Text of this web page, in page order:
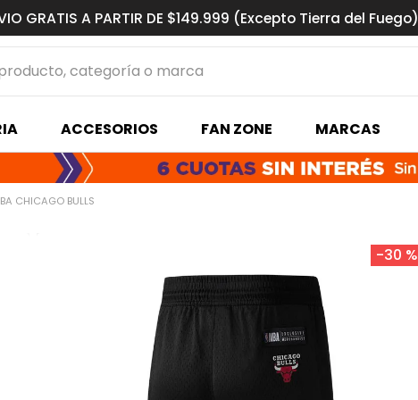
GRATIS A PARTIR DE $149.999 (Excepto Tierra del Fuego)
categoría o marca
ACCESORIOS FAN ZONE MARCAS
CHICAGO BULLS
-30 %